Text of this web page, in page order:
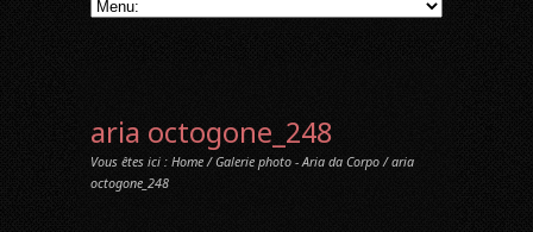
aria octogone_248
Vous êtes ici : Home/Galerie photo - Aria da Corpo/ aria
octogone_248